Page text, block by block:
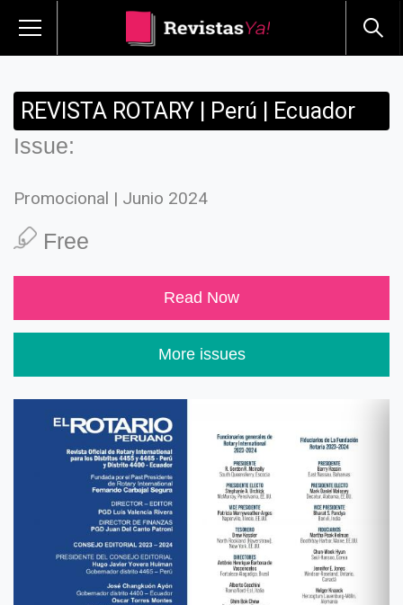
REVISTA ROTARY | Perú | Ecuador
Issue:
Promocional | Junio 2024
Free
Read Now
More issues